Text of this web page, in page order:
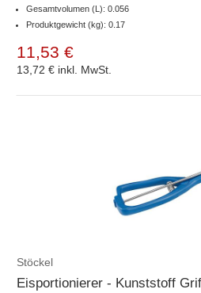
Gesamtvolumen (L): 0.056
Produktgewicht (kg): 0.17
11,53 €
13,72 € inkl. MwSt.
Stöckel
Eisportionierer - Kunststoff